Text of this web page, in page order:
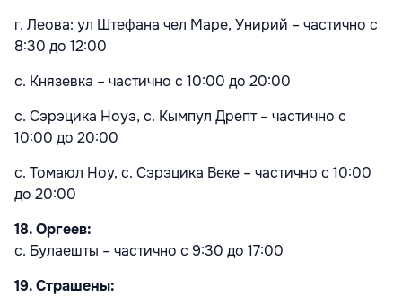
г. Леова: ул Штефана чел Маре, Унирий – частично с
8:30 до 12:00
с. Князевка – частично с 10:00 до 20:00
с. Сэрэцика Ноуэ, с. Кымпул Дрепт – частично с
10:00 до 20:00
с. Томаюл Ноу, с. Сэрэцика Веке – частично с 10:00
до 20:00
18. Оргеев:
с. Булаешты – частично с 9:30 до 17:00
19. Страшены: